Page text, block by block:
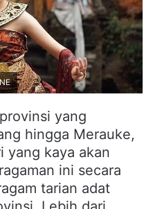
yang
hingga Merauke,
yang kaya akan
ini secara
tarian adat